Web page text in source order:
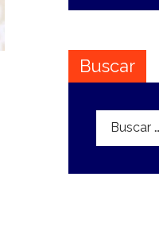
Buscar
Buscar: